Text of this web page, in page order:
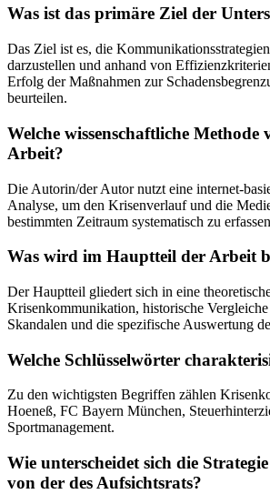
Was ist das primäre Ziel der
Das Ziel ist es, die
darzustellen und anhand von
Erfolg der Maßnahmen zur
beurteilen.
Welche wissenschaftliche Methode
Arbeit?
Die Autorin/der Autor nutzt eine internet-
Analyse, um den Krisenverlauf und die
bestimmten Zeitraum systematisch zu
Was wird im Hauptteil der Arbeit
Der Hauptteil gliedert sich in eine
Krisenkommunikation, historische
Skandalen und die spezifische Auswertung
Welche Schlüsselwörter
Zu den wichtigsten Begriffen zählen
Hoeneß, FC Bayern München,
Sportmanagement.
Wie unterscheidet sich die
von der des Aufsichtsrats?